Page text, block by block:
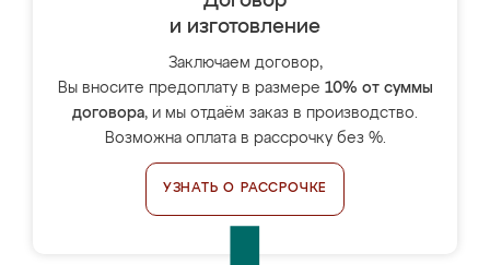
и изготовление
Заключаем договор,
Вы вносите предоплату в размере 10% от суммы
договора, и мы отдаём заказ в производство.
Возможна оплата в рассрочку без %.
УЗНАТЬ О РАССРОЧКЕ